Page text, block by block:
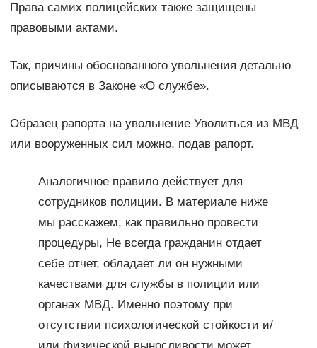
Права самих полицейских также защищены
правовыми актами.
Так, причины обоснованного увольнения детально
описываются в Законе «О службе».
Образец рапорта на увольнение Уволиться из МВД
или вооруженных сил можно, подав рапорт.
Аналогичное правило действует для
сотрудников полиции. В материале ниже
мы расскажем, как правильно провести
процедуры, Не всегда гражданин отдает
себе отчет, обладает ли он нужными
качествами для службы в полиции или
органах МВД. Именно поэтому при
отсутствии психологической стойкости и/